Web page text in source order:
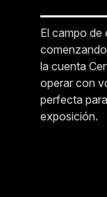
El campo de
la cuenta
operar con
perfecta
exposición.